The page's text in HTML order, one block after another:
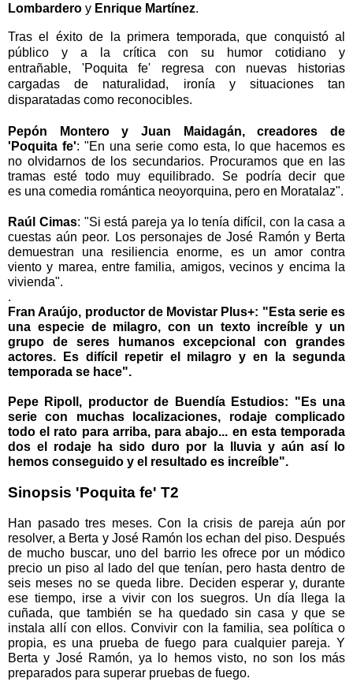
Lombardero y Enrique Martínez.
Tras el éxito de la primera temporada, que conquistó al
público y a la crítica con su humor cotidiano y
entrañable, 'Poquita fe' regresa con nuevas historias
cargadas de naturalidad, ironía y situaciones tan
disparatadas como reconocibles.
Pepón Montero y Juan Maidagán, creadores de
' Poquita fe': "En una serie como esta, lo que hacemos es
no olvidarnos de los secundarios. Procuramos que en las
tramas esté todo muy equilibrado. Se podría decir que
es una comedia romántica neoyorquina, pero en Moratalaz".
Raúl Cimas: "Si está pareja ya lo tenía difícil, con la casa a
cuestas aún peor. Los personajes de José Ramón y Berta
demuestran una resiliencia enorme, es un amor contra
viento y marea, entre familia, amigos, vecinos y encima la
vivienda".
.
Fran Araújo, productor de Movistar Plus+: "Esta serie es
una especie de milagro, con un texto increíble y un
grupo de seres humanos excepcional con grandes
actores. Es difícil repetir el milagro y en la segunda
temporada se hace".
Pepe Ripoll, productor de Buendía Estudios: "Es una
serie con muchas localizaciones, rodaje complicado
todo el rato para arriba, para abajo... en esta temporada
dos el rodaje ha sido duro por la lluvia y aún así lo
hemos conseguido y el resultado es increíble".
Sinopsis 'Poquita fe' T2
Han pasado tres meses. Con la crisis de pareja aún por
resolver, a Berta y José Ramón los echan del piso. Después
de mucho buscar, uno del barrio les ofrece por un módico
precio un piso al lado del que tenían, pero hasta dentro de
seis meses no se queda libre. Deciden esperar y, durante
ese tiempo, irse a vivir con los suegros. Un día llega la
cuñada, que también se ha quedado sin casa y que se
instala allí con ellos. Convivir con la familia, sea política o
propia, es una prueba de fuego para cualquier pareja. Y
Berta y José Ramón, ya lo hemos visto, no son los más
preparados para superar pruebas de fuego.